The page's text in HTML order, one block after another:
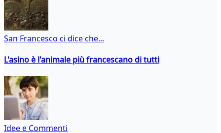
San Francesco ci dice che...
L'asino è l'animale più francescano di tutti
Idee e Commenti